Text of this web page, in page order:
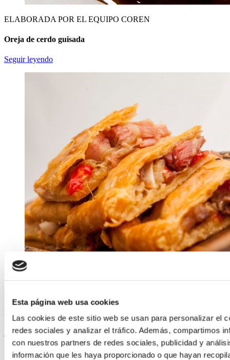
Esta página web usa cookies
Las cookies de este sitio web se usan para personalizar el
redes sociales y analizar el tráfico. Además, compartimos
con nuestros partners de redes sociales, publicidad y
información que les haya proporcionado o que hayan
ELABORADA POR EL EQUIPO COREN
Oreja de cerdo guisada
Seguir leyendo
ELABORADA POR EL EQUIPO COREN
Empanada de cabeza de cerdo oreado Selecta
Seguir leyendo